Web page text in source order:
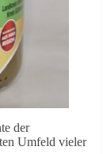
der
Umfeld vieler